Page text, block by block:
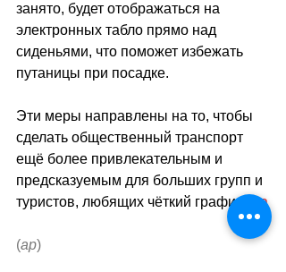
занято, будет отображаться на
электронных табло прямо над
сиденьями, что поможет избежать
путаницы при посадке.
Эти меры направлены на то, чтобы
сделать общественный транспорт
ещё более привлекательным и
предсказуемым для больших групп и
туристов, любящих чёткий график.
sa
(ар)